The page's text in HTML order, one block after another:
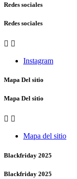
Redes sociales
Redes sociales
 
Instagram
Mapa Del sitio
Mapa Del sitio
 
Mapa del sitio
Blackfriday 2025
Blackfriday 2025